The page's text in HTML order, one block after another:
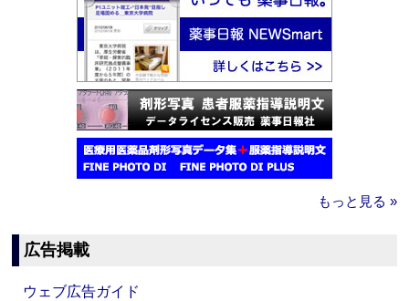
もっと見る »
広告掲載
ウェブ広告ガイド